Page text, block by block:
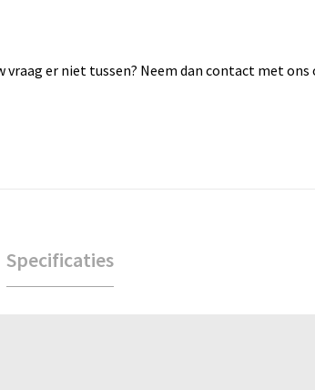
er niet tussen? Neem dan contact met ons
Specificaties